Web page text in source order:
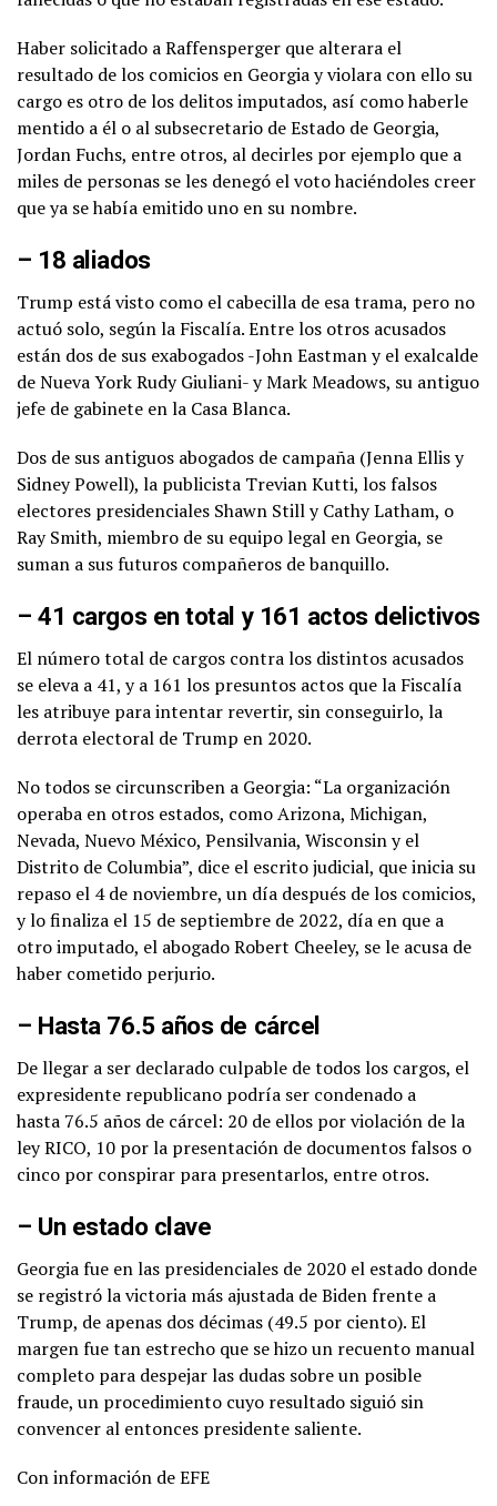
Haber solicitado a Raffensperger que alterara el
resultado de los comicios en Georgia y violara con ello su
cargo es otro de los delitos imputados, así como haberle
mentido a él o al subsecretario de Estado de Georgia,
Jordan Fuchs, entre otros, al decirles por ejemplo que a
miles de personas se les denegó el voto haciéndoles creer
que ya se había emitido uno en su nombre.
– 18 aliados
Trump está visto como el cabecilla de esa trama, pero no
actuó solo, según la Fiscalía. Entre los otros acusados
están dos de sus exabogados -John Eastman y el exalcalde
de Nueva York Rudy Giuliani- y Mark Meadows, su antiguo
jefe de gabinete en la Casa Blanca.
Dos de sus antiguos abogados de campaña (Jenna Ellis y
Sidney Powell), la publicista Trevian Kutti, los falsos
electores presidenciales Shawn Still y Cathy Latham, o
Ray Smith, miembro de su equipo legal en Georgia, se
suman a sus futuros compañeros de banquillo.
– 41 cargos en total y 161 actos delictivos
El número total de cargos contra los distintos acusados
se eleva a 41, y a 161 los presuntos actos que la Fiscalía
les atribuye para intentar revertir, sin conseguirlo, la
derrota electoral de Trump en 2020.
No todos se circunscriben a Georgia: “La organización
operaba en otros estados, como Arizona, Michigan,
Nevada, Nuevo México, Pensilvania, Wisconsin y el
Distrito de Columbia”, dice el escrito judicial, que inicia su
repaso el 4 de noviembre, un día después de los comicios,
y lo finaliza el 15 de septiembre de 2022, día en que a
otro imputado, el abogado Robert Cheeley, se le acusa de
haber cometido perjurio.
– Hasta 76.5 años de cárcel
De llegar a ser declarado culpable de todos los cargos, el
expresidente republicano podría ser condenado a
hasta 76.5 años de cárcel: 20 de ellos por violación de la
ley RICO, 10 por la presentación de documentos falsos o
cinco por conspirar para presentarlos, entre otros.
– Un estado clave
Georgia fue en las presidenciales de 2020 el estado donde
se registró la victoria más ajustada de Biden frente a
Trump, de apenas dos décimas (49.5 por ciento). El
margen fue tan estrecho que se hizo un recuento manual
completo para despejar las dudas sobre un posible
fraude, un procedimiento cuyo resultado siguió sin
convencer al entonces presidente saliente.
Con información de EFE